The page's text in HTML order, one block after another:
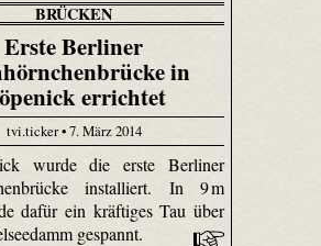
BRÜCKEN
Erste Berliner
in
errichtet
tvi.ticker • 7. März 2014
wurde die erste Berliner
installiert. In 9 m
dafür ein kräftiges Tau über
gespannt.